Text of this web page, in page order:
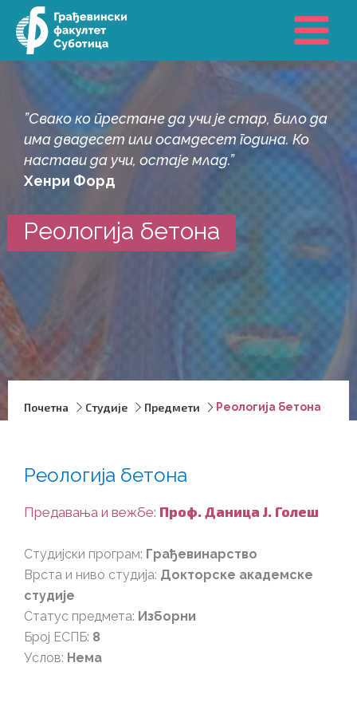
Пређи
садржај
”Свако ко престане да учи је стар, било да
има двадесет или осамдесет година. Ко
настави да учи, остаје млад.”
Хенри Форд
Реологија бетона
Почетна Студије Предмети Реологија бетона
Реологија бетона
Предавања и вежбе: Проф. Даница Ј. Голеш
Студијски програм: Грађевинарство
Врста и ниво студија: Докторске академске
студије
Статус предмета: Изборни
Број ЕСПБ: 8
Услов: Нема